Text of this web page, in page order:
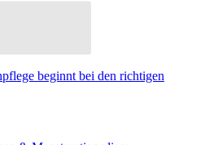
beginnt bei den richtigen